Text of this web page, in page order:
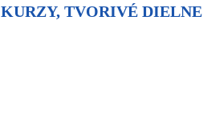
TVORIVÉ DIELNE